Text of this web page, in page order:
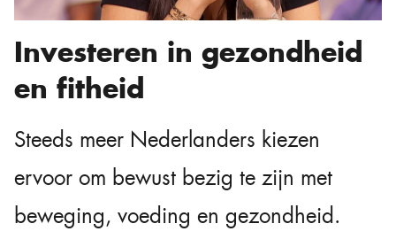
Investeren in gezondheid
en fitheid
Steeds meer Nederlanders kiezen
ervoor om bewust bezig te zijn met
beweging, voeding en gezondheid.